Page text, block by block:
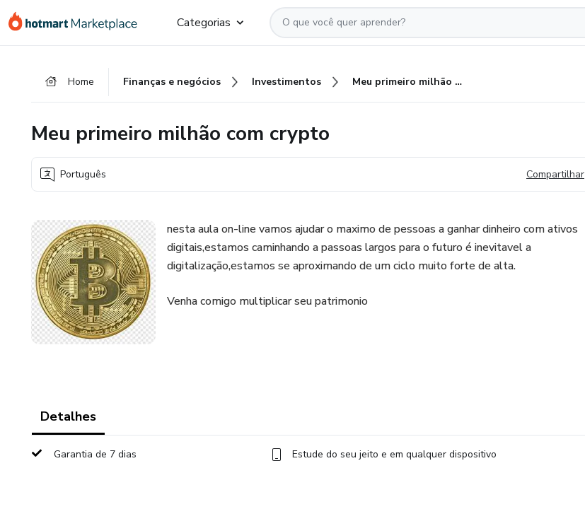
para
para
para
Categorias
Home Finanças e negócios Investimentos Meu primeiro milhão com crypto
Meu primeiro milhão com crypto
Português Compartilhar
nesta aula on-line vamos ajudar o maximo de pessoas a ganhar dinheiro com ativos
digitais,estamos caminhando a passoas largos para o futuro é inevitavel a
digitalização,estamos se aproximando de um ciclo muito forte de alta.
Venha comigo multiplicar seu patrimonio
Detalhes
Garantia de 7 dias Estude do seu jeito e em qualquer dispositivo